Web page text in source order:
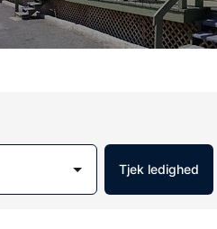
Tjek ledighed